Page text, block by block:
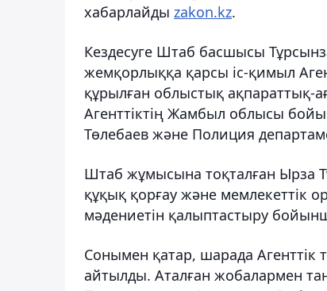
хабарлайды zakon.kz.
Кездесуге Штаб басшысы
жемқорлыққа қарсы іс-қимыл
құрылған облыстық ақпараттық-
Агенттіктің Жамбыл облысы
Төлебаев және Полиция
Штаб жұмысына тоқталған Ырза
құқық қорғау және мемлекеттік
мәдениетін қалыптастыру
Сонымен қатар, шарада
айтылды. Аталған жобалармен